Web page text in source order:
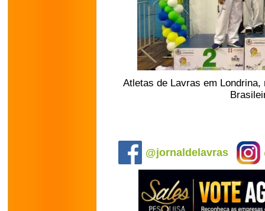
Atletas de Lavras em Londrina,
@jornaldelavras